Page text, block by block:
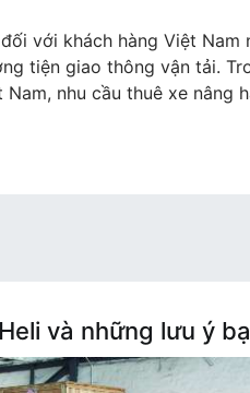
với khách hàng Việt Nam
tiện giao thông vận tải.
Nam, nhu cầu thuê xe nâng
và những lưu ý